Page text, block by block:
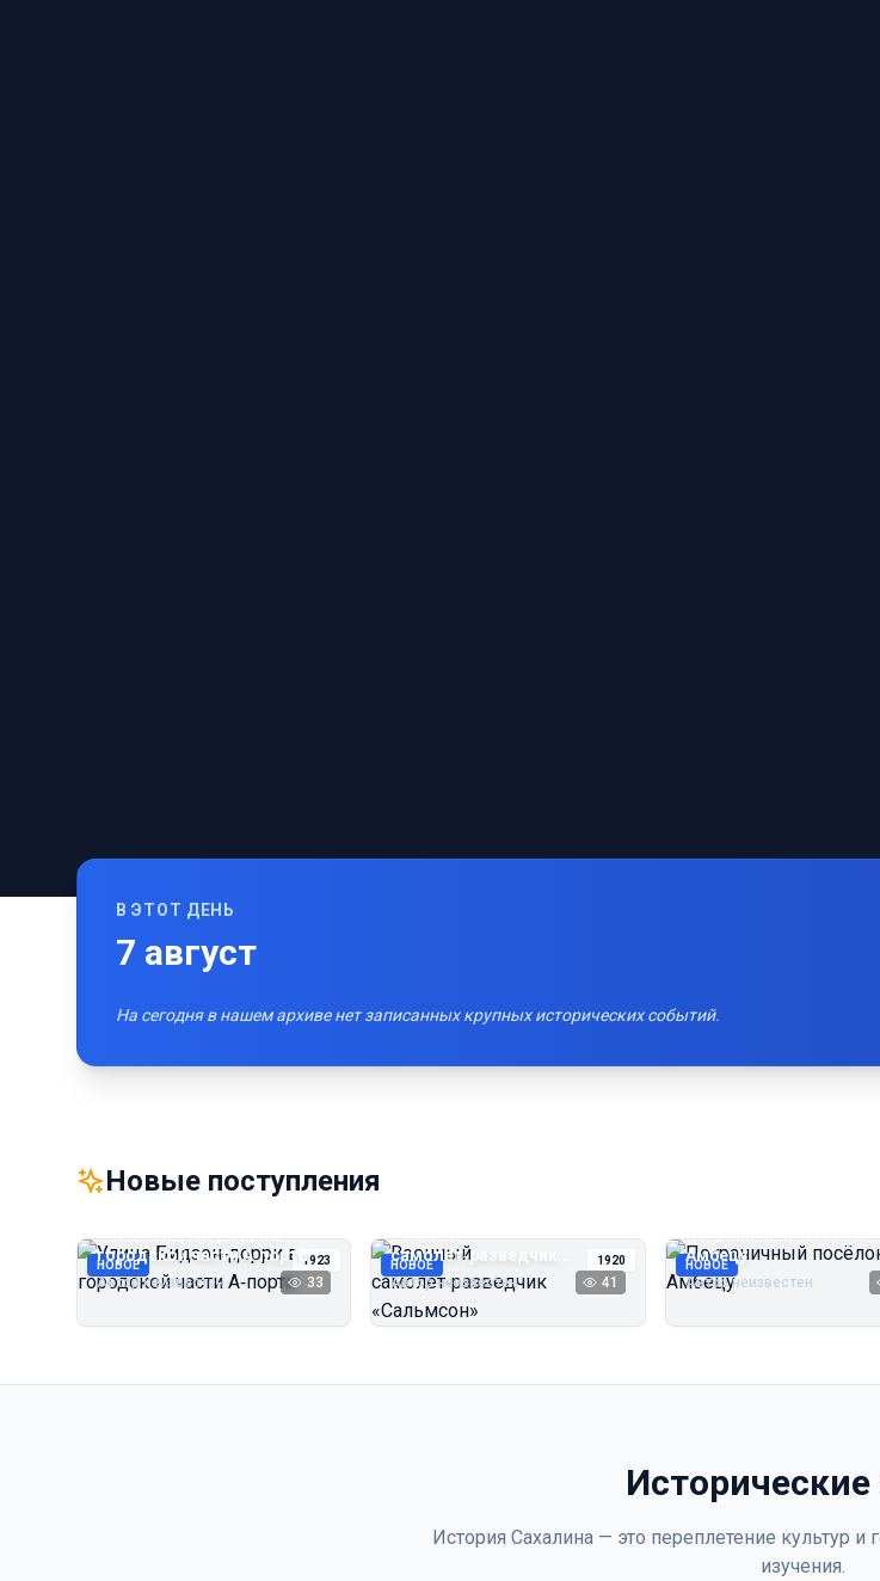
В ЭТОТ ДЕНЬ
7 август
На сегодня в нашем архиве нет записанных крупных исторических событий.
Новые поступления
НОВОЕ 1923
Улица Бидзэн‑дорри в
городской части А‑порта
Автор неизвестен 33
НОВОЕ 1920
Военный
самолёт‑разведчик
«Сальмсон»
Автор неизвестен 41
НОВОЕ
Пограничный посёлок
Амбецу
Автор неизвестен
Исторические
История Сахалина — это переплетение культур и
изучения.